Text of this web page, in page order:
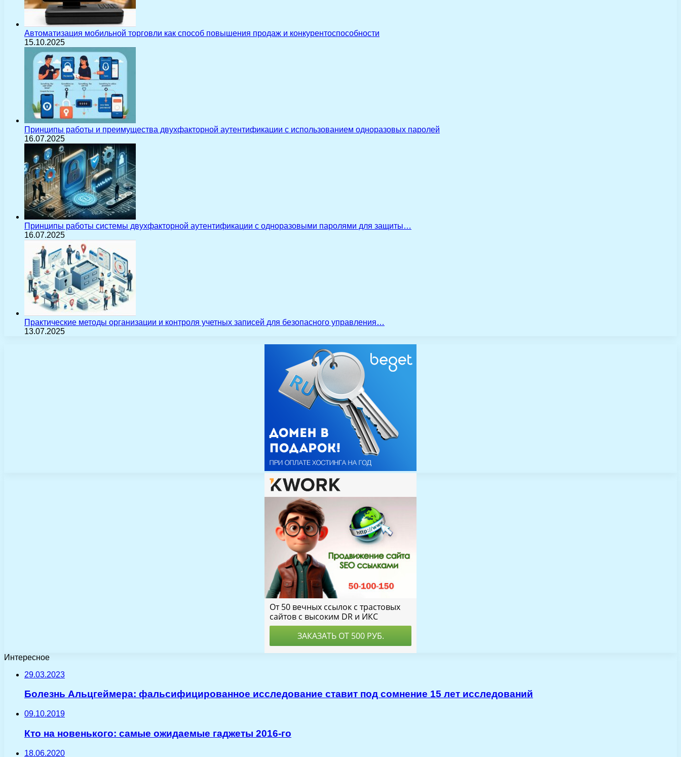
Автоматизация мобильной торговли как способ повышения продаж и конкурентоспособности
15.10.2025
Принципы работы и преимущества двухфакторной аутентификации с использованием одноразовых паролей
16.07.2025
Принципы работы системы двухфакторной аутентификации с одноразовыми паролями для защиты…
16.07.2025
Практические методы организации и контроля учетных записей для безопасного управления…
13.07.2025
Интересное
29.03.2023
Болезнь Альцгеймера: фальсифицированное исследование ставит под сомнение 15 лет исследований
09.10.2019
Кто на новенького: самые ожидаемые гаджеты 2016-го
18.06.2020